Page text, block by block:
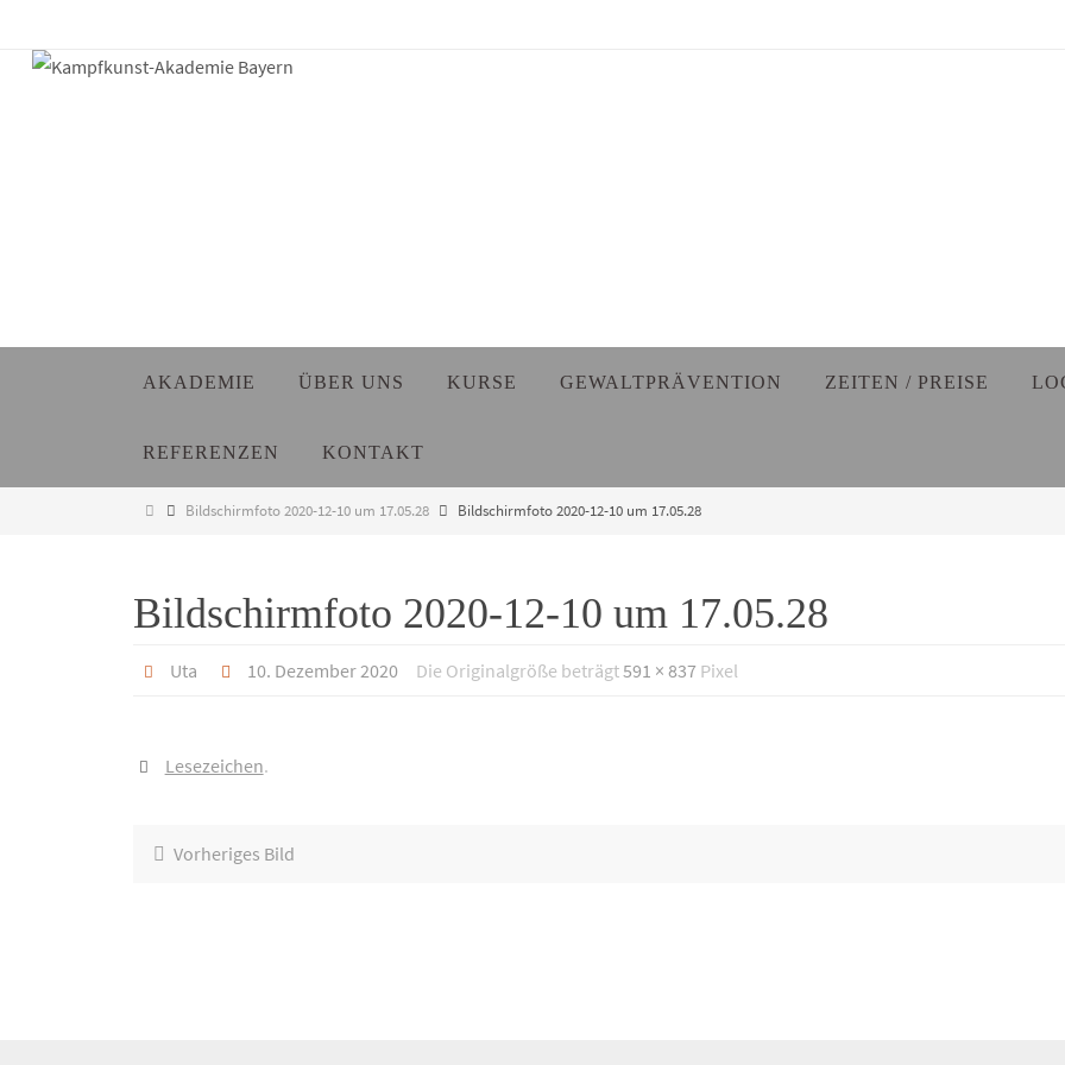
Inhalt
AKADEMIE ÜBER UNS KURSE GEWALTPRÄVENTION ZEITEN / PREISE
REFERENZEN KONTAKT
StartBildschirmfoto 2020-12-10 um 17.05.28 Bildschirmfoto 2020-12-10 um 17.05.28
Bildschirmfoto 2020-12-10 um 17.05.28
Uta 10. Dezember 2020 Die Originalgröße beträgt591 × 837 Pixel
Lesezeichen.
Vorheriges Bild